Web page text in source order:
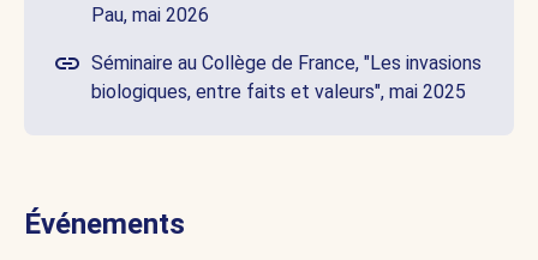
Pau, mai 2026
Séminaire au Collège de France, "Les invasions
biologiques, entre faits et valeurs", mai 2025
Événements